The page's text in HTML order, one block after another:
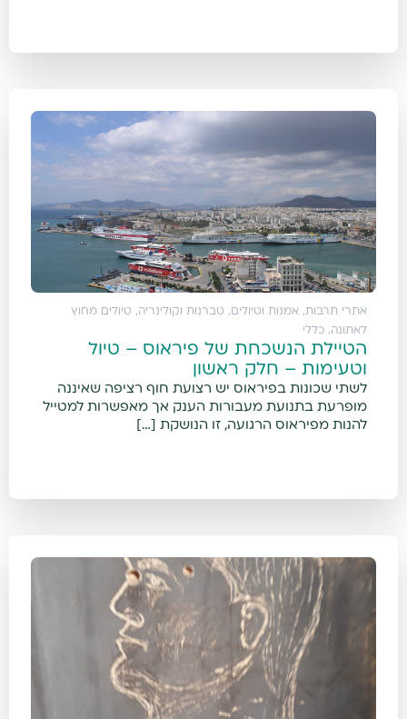
אתרי תרבות, אמנות וטיולים , טברנות וקולינריה, טיולים מחוץ
לאתונה, כללי
הטיילת הנשכחת של פיראוס – טיול
וטעימות – חלק ראשון
לשתי שכונות בפיראוס יש רצועת חוף רציפה שאיננה
מופרעת בתנועת מעבורות הענק אך מאפשרות למטייל
להנות מפיראוס הרגועה, זו הנושקת […]